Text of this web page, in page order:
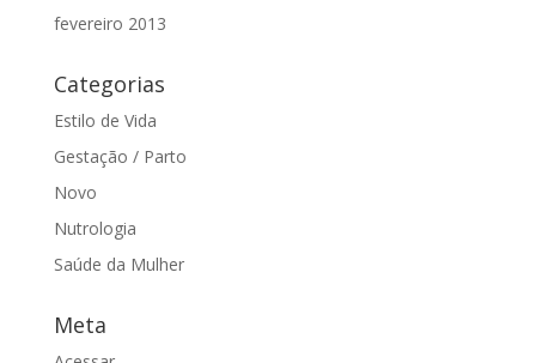
fevereiro 2013
Categorias
Estilo de Vida
Gestação / Parto
Novo
Nutrologia
Saúde da Mulher
Meta